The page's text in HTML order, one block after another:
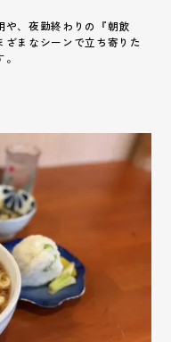
や、夜勤終わりの『朝飲
まなシーンで立ち寄りた